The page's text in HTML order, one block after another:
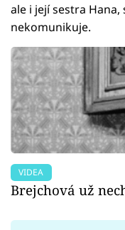
ale i její sestra Hana,
nekomunikuje.
VIDEA
Brejchová už